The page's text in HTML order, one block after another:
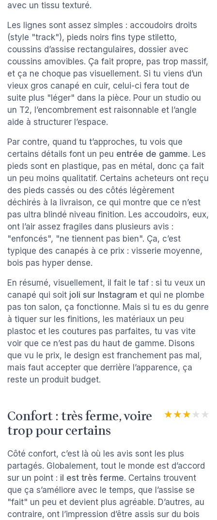
avec un tissu texturé.
Les lignes sont assez simples : accoudoirs droits
(style "track"), pieds noirs fins type stiletto,
coussins d’assise rectangulaires, dossier avec
coussins amovibles. Ça fait propre, pas trop massif,
et ça ne choque pas visuellement. Si tu viens d’un
vieux gros canapé en cuir, celui-ci fera tout de
suite plus "léger" dans la pièce. Pour un studio ou
un T2, l’encombrement est raisonnable et l’angle
aide à structurer l’espace.
Par contre, quand tu t’approches, tu vois que
certains détails font un peu entrée de gamme. Les
pieds sont en plastique, pas en métal, donc ça fait
un peu moins qualitatif. Certains acheteurs ont reçu
des pieds cassés ou des côtés légèrement
déchirés à la livraison, ce qui montre que ce n’est
pas ultra blindé niveau finition. Les accoudoirs, eux,
ont l’air assez fragiles dans plusieurs avis :
"enfoncés", "ne tiennent pas bien". Ça, c’est
typique des canapés à ce prix : visserie moyenne,
bois pas hyper dense.
En résumé, visuellement, il fait le taf : si tu veux un
canapé qui soit joli sur Instagram et qui ne plombe
pas ton salon, ça fonctionne. Mais si tu es du genre
à tiquer sur les finitions, les matériaux un peu
plastoc et les coutures pas parfaites, tu vas vite
voir que ce n’est pas du haut de gamme. Disons
que vu le prix, le design est franchement pas mal,
mais faut accepter que derrière l’apparence, ça
reste un produit budget.
Confort : très ferme, voire
trop pour certains
★★★★★
★★★★★
Côté confort, c’est là où les avis sont les plus
partagés. Globalement, tout le monde est d’accord
sur un point : il est très ferme. Certains trouvent
que ça s’améliore avec le temps, que l’assise se
"fait" un peu et devient plus agréable. D’autres, au
contraire, ont l’impression d’être assis sur du bois